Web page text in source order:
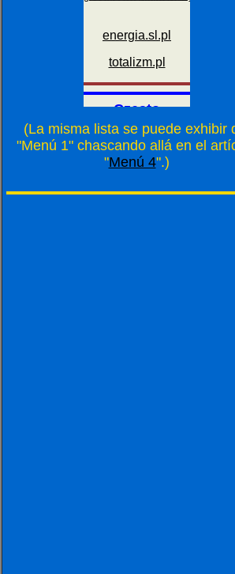
(La misma lista se puede exhibir
"Menú 1" chascando allá en el
"Menú 4".)